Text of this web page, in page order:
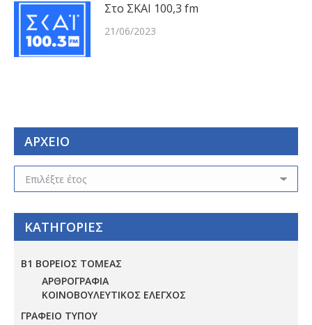
Στο ΣΚΑΙ 100,3 fm
21/06/2023
ΑΡΧΕΙΟ
ΑΡΧΕΙΟ
ΚΑΤΗΓΟΡΙΕΣ
Β1 ΒΟΡΕΙΟΣ ΤΟΜΕΑΣ
ΑΡΘΡΟΓΡΑΦΙΑ
ΚΟΙΝΟΒΟΥΛΕΥΤΙΚΟΣ ΕΛΕΓΧΟΣ
ΓΡΑΦΕΙΟ ΤΥΠΟΥ